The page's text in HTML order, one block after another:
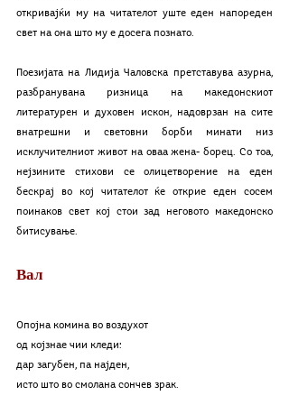
откривајќи му на читателот уште еден напореден
свет на она што му е досега познато.
Поезијата на Лидија Чаловска претставува азурна,
разбранувана ризница на македонскиот
литературен и духовен искон, надоврзан на сите
внатрешни и световни борби минати низ
исклучителниот живот на оваа жена- борец. Со тоа,
нејзините стихови се олицетворение на еден
бескрај во кој читателот ќе открие еден сосем
поинаков свет кој стои зад неговото македонско
битисување.
Вал
Опојна комина во воздухот
од којзнае чии кледи:
дар загубен, па најден,
исто што во смолана сончев зрак.